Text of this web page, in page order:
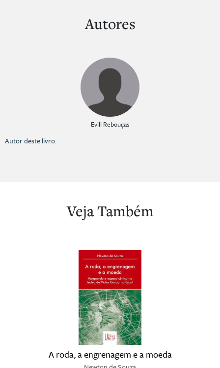
Autores
Evill Rebouças
Autor deste livro.
Veja Também
A roda, a engrenagem e a moeda